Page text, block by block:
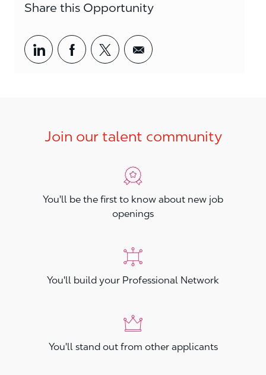
Share this Opportunity
Share via LinkedIn
Share via Facebook
Share via twitter
Share via email
Join our talent community
You'll be the first to know about new job
openings
You'll build your Professional Network
You'll stand out from other applicants